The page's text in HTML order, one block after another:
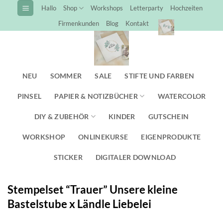
Inhalt
springen
Hallo Shop Workshops Letterparty
Hochzeiten
Firmenkunden
Blog Kontakt
NEU SOMMER SALE STIFTE UND FARBEN
PINSEL PAPIER & NOTIZBÜCHER WATERCOLOR
DIY & ZUBEHÖR KINDER GUTSCHEIN
WORKSHOP ONLINEKURSE EIGENPRODUKTE
STICKER DIGITALER DOWNLOAD
Stempelset “Trauer” Unsere kleine
Bastelstube x Ländle Liebelei